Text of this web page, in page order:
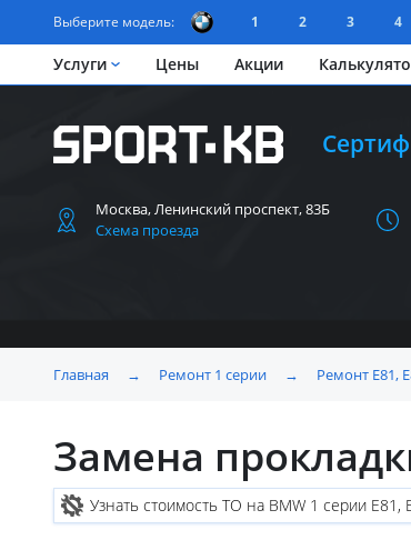
Выберите модель: 1 2 3 4
Услуги Цены Акции
Москва, Ленинский проспект, 83Б
Схема проезда
Главная → Ремонт 1 серии → Ремонт Е81,
Замена
Узнать стоимость ТО на BMW 1 серии E81,